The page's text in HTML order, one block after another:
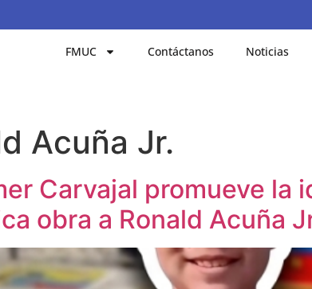
FMUC Contáctanos Noticias
Acuña Jr.
Carvajal promueve la
obra a Ronald Acuña